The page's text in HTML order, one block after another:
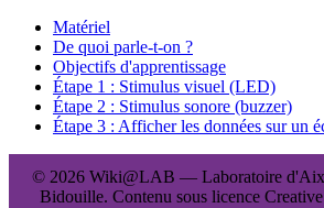
Matériel
De quoi parle-t-on ?
Objectifs d'apprentissage
Étape 1 : Stimulus visuel (LED)
Étape 2 : Stimulus sonore (buzzer)
Étape 3 : Afficher les données sur un
© 2026 Wiki@LAB — Laboratoire
Bidouille. Contenu sous licence